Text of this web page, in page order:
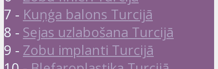
7 - Kuņģa balons Turcijā
8 - Sejas uzlabošana Turcijā
9 - Zobu implanti Turcijā